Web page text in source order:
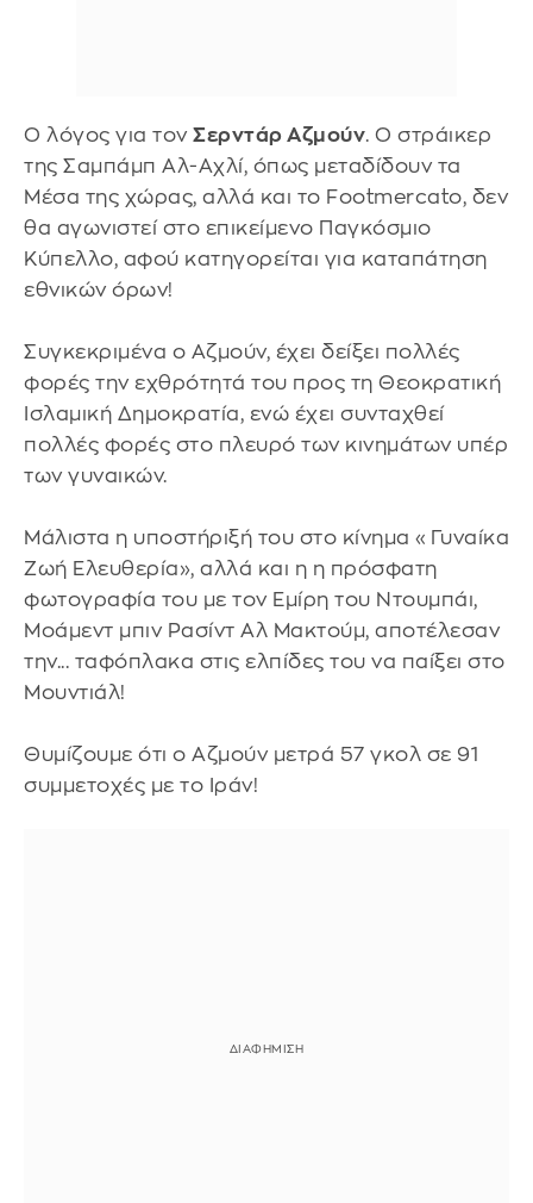
Ο λόγος για τον Σερντάρ Αζμούν. O στράικερ
της Σαμπάμπ Αλ-Αχλί, όπως μεταδίδουν τα
Μέσα της χώρας, αλλά και το Footmercato, δεν
θα αγωνιστεί στο επικείμενο Παγκόσμιο
Κύπελλο, αφού κατηγορείται για καταπάτηση
εθνικών όρων!
Συγκεκριμένα ο Αζμούν, έχει δείξει πολλές
φορές την εχθρότητά του προς τη Θεοκρατική
Ισλαμική Δημοκρατία, ενώ έχει συνταχθεί
πολλές φορές στο πλευρό των κινημάτων υπέρ
των γυναικών.
Μάλιστα η υποστήριξή του στο κίνημα «Γυναίκα
Ζωή Ελευθερία», αλλά και η η πρόσφατη
φωτογραφία του με τον Εμίρη του Ντουμπάι,
Μοάμεντ μπιν Ρασίντ Αλ Μακτούμ, αποτέλεσαν
την... ταφόπλακα στις ελπίδες του να παίξει στο
Μουντιάλ!
Θυμίζουμε ότι ο Αζμούν μετρά 57 γκολ σε 91
συμμετοχές με το Ιράν!